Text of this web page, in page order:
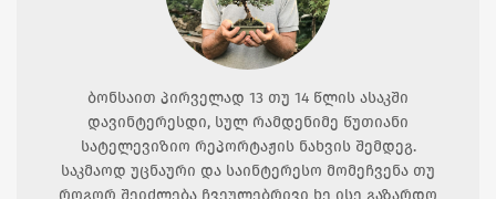
ბონსაით პირველად 13 თუ 14 წლის ასაკში
დავინტერესდი, სულ რამდენიმე წუთიანი
სატელევიზიო რეპორტაჟის ნახვის შემდეგ.
საკმაოდ უცნაური და საინტერესო მომეჩვენა თუ